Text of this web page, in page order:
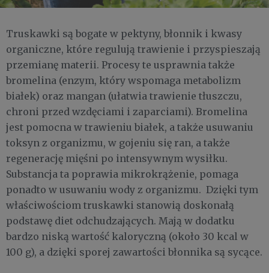
Truskawki są bogate w pektyny, błonnik i kwasy
organiczne, które regulują trawienie i przyspieszają
przemianę materii. Procesy te usprawnia także
bromelina (enzym, który wspomaga metabolizm
białek) oraz mangan (ułatwia trawienie tłuszczu,
chroni przed wzdęciami i zaparciami). Bromelina
jest pomocna w trawieniu białek, a także usuwaniu
toksyn z organizmu, w gojeniu się ran, a także
regenerację mięśni po intensywnym wysiłku.
Substancja ta poprawia mikrokrążenie, pomaga
ponadto w usuwaniu wody z organizmu. Dzięki tym
właściwościom truskawki stanowią doskonałą
podstawę diet odchudzających. Mają w dodatku
bardzo niską wartość kaloryczną (około 30 kcal w
100 g), a dzięki sporej zawartości błonnika są sycące.